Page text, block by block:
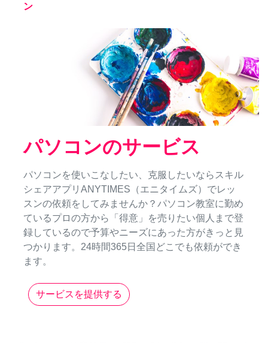
ン
パソコンのサービス
パソコンを使いこなしたい、克服したいならスキル
シェアアプリANYTIMES（エニタイムズ）でレッ
スンの依頼をしてみませんか？パソコン教室に勤め
ているプロの方から「得意」を売りたい個人まで登
録しているので予算やニーズにあった方がきっと見
つかります。24時間365日全国どこでも依頼ができ
ます。
サービスを提供する